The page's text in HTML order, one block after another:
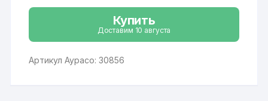
Купить
Доставим 10 августа
Артикул Аурасо: 30856